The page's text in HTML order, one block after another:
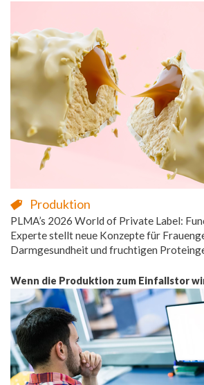
Produktion
PLMA’s 2026 World of Private Label:
Experte stellt neue Konzepte für
Darmgesundheit und fruchtigen
Wenn die Produktion zum Einfallstor